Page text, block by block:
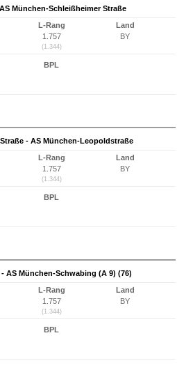
München-Schleißheimer Straße
L-Rang
1.757
(1.344)
Land
BY
BPL
- AS München-Leopoldstraße
L-Rang
1.757
(1.344)
Land
BY
BPL
AS München-Schwabing (A 9) (76)
L-Rang
1.757
(1.344)
Land
BY
BPL